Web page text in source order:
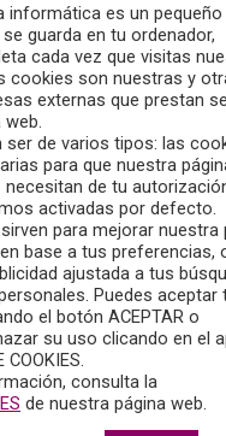
Aguilar Uceda.
de la Salud.
Méndez.
González.
Clínica.
Navarro.
González.
Igualdad de Género.
informática es un
guarda en tu ordenador,
cada vez que visitas
cookies son nuestras y
externas que prestan
ser de varios tipos: las
para que nuestra
necesitan de tu
activadas por defecto.
para mejorar nuestra
base a tus preferencias,
ajustada a tus
Puedes aceptar
el botón ACEPTAR o
su uso clicando en el
COOKIES.
consulta la
de nuestra página web.